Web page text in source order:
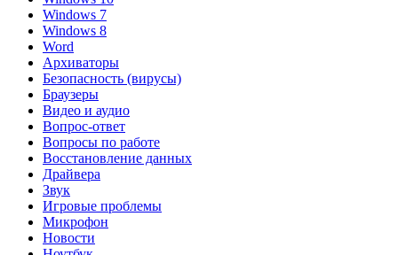
Windows 7
Windows 8
Word
Архиваторы
Безопасность (вирусы)
Браузеры
Видео и аудио
Вопрос-ответ
Вопросы по работе
Восстановление данных
Драйвера
Звук
Игровые проблемы
Микрофон
Новости